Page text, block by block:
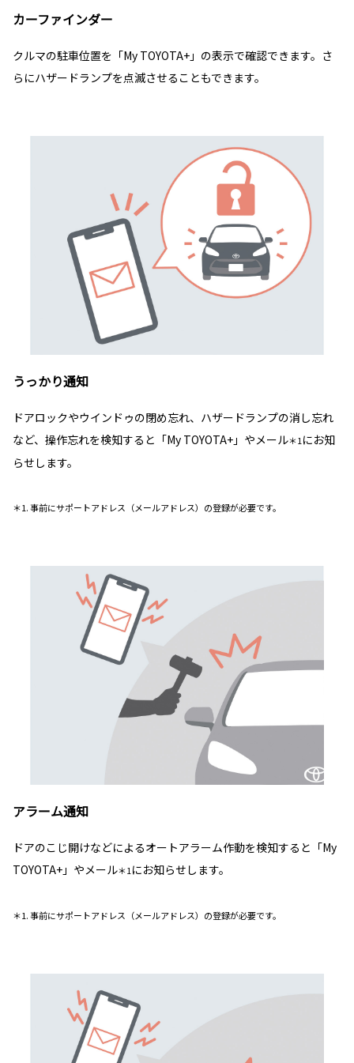
カーファインダー
クルマの駐車位置を「My TOYOTA+」の表示で確認できます。さ
らにハザードランプを点滅させることもできます。
うっかり通知
ドアロックやウインドゥの閉め忘れ、ハザードランプの消し忘れ
など、操作忘れを検知すると「My TOYOTA+」やメール＊1 にお知
らせします。
＊1. 事前にサポートアドレス（メールアドレス）の登録が必要です。
アラーム通知
ドアのこじ開けなどによるオートアラーム作動を検知すると「My
TOYOTA+」やメール＊1 にお知らせします。
＊1. 事前にサポートアドレス（メールアドレス）の登録が必要です。